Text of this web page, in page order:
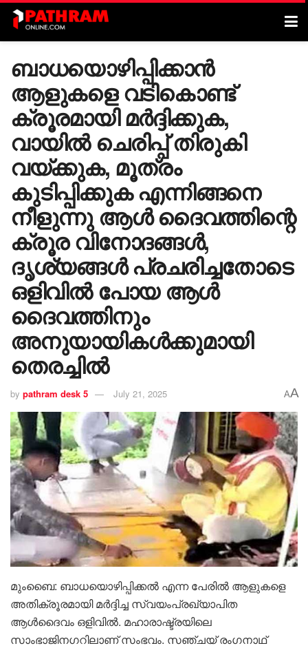
ബാധയൊഴിപ്പിക്കാൻ
ആളുകളെ വടികൊണ്ട്
ക്രൂരമായി മർദ്ദിക്കുക,
വായിൽ ചെരിപ്പ് തിരുകി
വയ്ക്കുക, മൂത്രം
കുടിപ്പിക്കുക എന്നിങ്ങനെ
നീളുന്നു ആൾ ദൈവത്തിന്റെ
ക്രൂര വിനോദങ്ങൾ,
ദൃശ്യങ്ങൾ പ്രചരിച്ചതോടെ
ഒളിവി‍ൽ പോയ ആൾ
ദൈവത്തിനും
അനുയായികൾക്കുമായി
തെരച്ചിൽ
by pathram desk 5 July 21, 2025 AA
മുംബൈ: ബാധയൊഴിപ്പിക്കൽ എന്ന പേരിൽ ആളുകളെ
അതിക്രൂരമായി മർദ്ദിച്ച സ്വയംപ്രഖ്യാപിത
ആൾദൈവം ഒളിവിൽ. മഹാരാഷ്ട്രയിലെ
സാംഭാജിനഗറിലാണ് സംഭവം. സഞ്ചയ് രംഗനാഥ്